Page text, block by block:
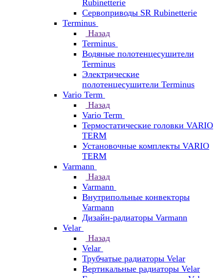
Rubinetterie
Сервоприводы SR Rubinetterie
Terminus
Назад
Terminus
Водяные полотенцесушители
Terminus
Электрические
полотенцесушители Terminus
Vario Term
Назад
Vario Term
Термостатические головки VARIO
TERM
Установочные комплекты VARIO
TERM
Varmann
Назад
Varmann
Внутрипольные конвекторы
Varmann
Дизайн-радиаторы Varmann
Velar
Назад
Velar
Трубчатые радиаторы Velar
Вертикальные радиаторы Velar